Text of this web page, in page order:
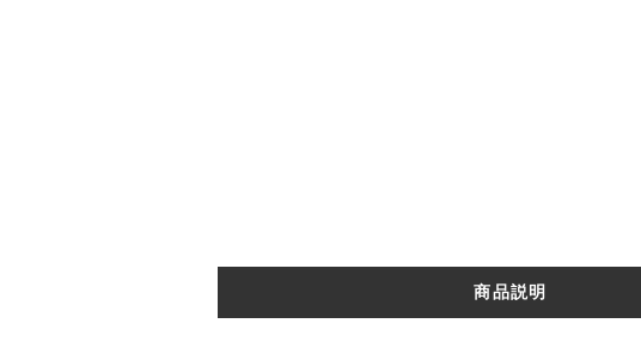
商品説明